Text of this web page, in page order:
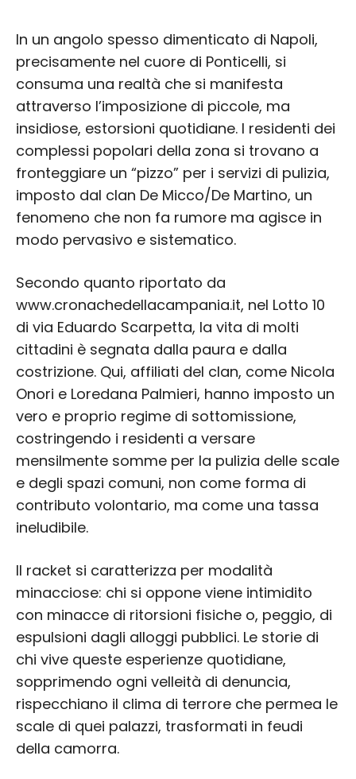
In un angolo spesso dimenticato di Napoli,
precisamente nel cuore di Ponticelli, si
consuma una realtà che si manifesta
attraverso l’imposizione di piccole, ma
insidiose, estorsioni quotidiane. I residenti dei
complessi popolari della zona si trovano a
fronteggiare un “pizzo” per i servizi di pulizia,
imposto dal clan De Micco/De Martino, un
fenomeno che non fa rumore ma agisce in
modo pervasivo e sistematico.
Secondo quanto riportato da
www.cronachedellacampania.it, nel Lotto 10
di via Eduardo Scarpetta, la vita di molti
cittadini è segnata dalla paura e dalla
costrizione. Qui, affiliati del clan, come Nicola
Onori e Loredana Palmieri, hanno imposto un
vero e proprio regime di sottomissione,
costringendo i residenti a versare
mensilmente somme per la pulizia delle scale
e degli spazi comuni, non come forma di
contributo volontario, ma come una tassa
ineludibile.
Il racket si caratterizza per modalità
minacciose: chi si oppone viene intimidito
con minacce di ritorsioni fisiche o, peggio, di
espulsioni dagli alloggi pubblici. Le storie di
chi vive queste esperienze quotidiane,
sopprimendo ogni velleità di denuncia,
rispecchiano il clima di terrore che permea le
scale di quei palazzi, trasformati in feudi
della camorra.